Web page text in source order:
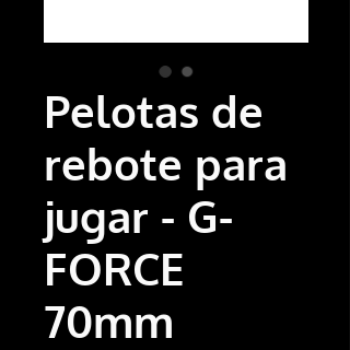
Pelotas de
rebote para
jugar - G-
FORCE
70mm